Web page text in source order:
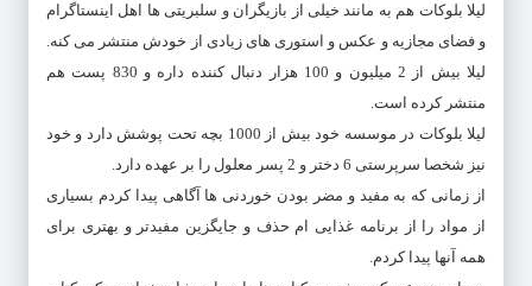
لیلا بلوکات هم به مانند خیلی از بازیگران و سلبریتی ها اهل اینستاگرام
و فضای مجازیه و عکس و استوری های زیادی از خودش منتشر می کنه.
لیلا بیش از 2 میلیون و 100 هزار دنبال کننده داره و 830 پست هم
منتشر کرده است.
لیلا بلوکات در موسسه خود بیش از 1000 بچه تحت پوشش دارد و خود
نیز شخصا سرپرستی 6 دختر و 2 پسر معلول را بر عهده دارد.
از زمانی که به مفید و مضر بودن خوردنی‌ ها آگاهی پیدا کردم بسیاری
از مواد را از برنامه غذایی‌ ام حذف و جایگزین مفیدتر و بهتری برای
همه آنها پیدا کردم.